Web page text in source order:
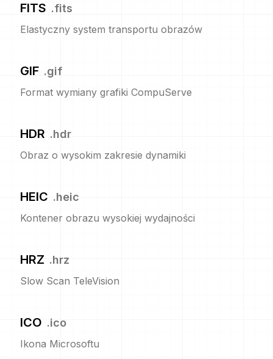
FITS .fits
Elastyczny system transportu obrazów
GIF .gif
Format wymiany grafiki CompuServe
HDR .hdr
Obraz o wysokim zakresie dynamiki
HEIC .heic
Kontener obrazu wysokiej wydajności
HRZ .hrz
Slow Scan TeleVision
ICO .ico
Ikona Microsoftu